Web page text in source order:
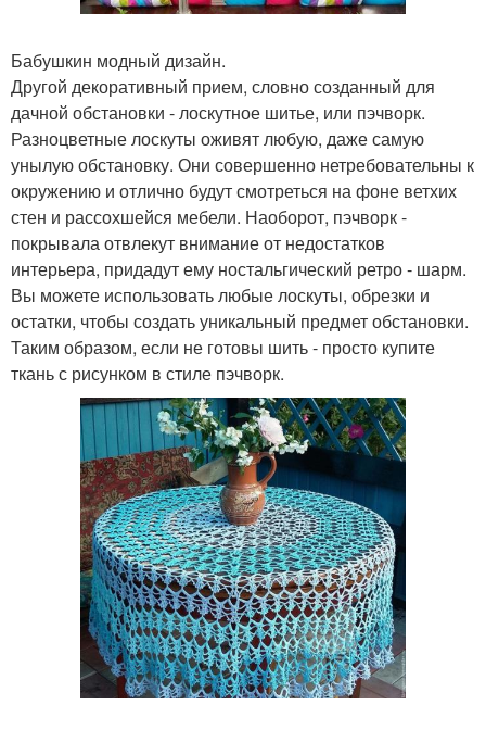
Бабушкин модный дизайн.
Другой декоративный прием, словно созданный для
дачной обстановки - лоскутное шитье, или пэчворк.
Разноцветные лоскуты оживят любую, даже самую
унылую обстановку. Они совершенно нетребовательны к
окружению и отлично будут смотреться на фоне ветхих
стен и рассохшейся мебели. Наоборот, пэчворк -
покрывала отвлекут внимание от недостатков
интерьера, придадут ему ностальгический ретро - шарм.
Вы можете использовать любые лоскуты, обрезки и
остатки, чтобы создать уникальный предмет обстановки.
Таким образом, если не готовы шить - просто купите
ткань с рисунком в стиле пэчворк.